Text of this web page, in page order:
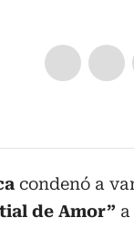
condenó a
de Amor”